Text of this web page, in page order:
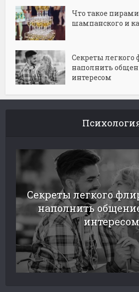
Что такое
шампанского и
Секреты легкого
наполнить
интересом
Секреты легкого
наполнить
интересом